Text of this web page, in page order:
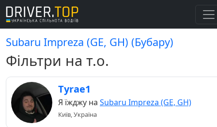
Subaru Impreza (GE, GH) (Бубару)
Фільтри на т.о.
Tyrae1
Я їжджу на Subaru Impreza (GE, GH)
Київ, Україна